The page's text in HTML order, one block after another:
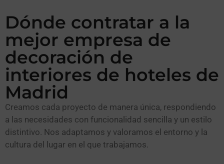
Dónde contratar a la
mejor empresa de
decoración de
interiores de hoteles de
Madrid
Creamos cada proyecto de manera única, respondiendo
a las necesidades con funcionalidad sencilla y un estilo
distintivo. Nos adaptamos y valoramos el entorno y la
cultura del lugar en el que trabajamos.